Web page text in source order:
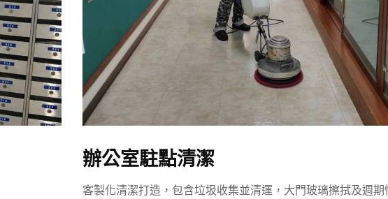
辦公室駐點清潔
客製化清潔打造，包含垃圾收集並清運，大門玻璃擦拭及週期